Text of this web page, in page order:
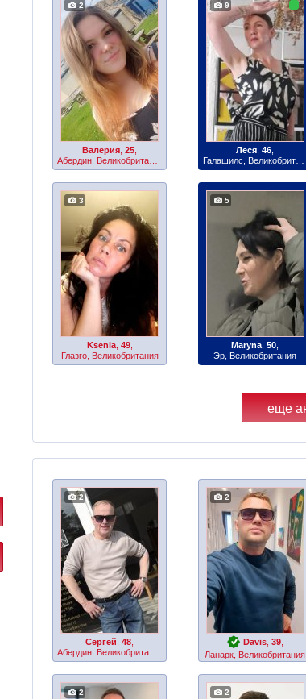
2
Валерия ,25
9
Леся ,46
Галашилс, Великобритания
3
Ksenia, 49,
Глазго, Великобритания
5
Maryna ,50
Эр, Великобритания
2
Сергей ,48
2
Davis ,39
Ланарк, Великобритания
2 2